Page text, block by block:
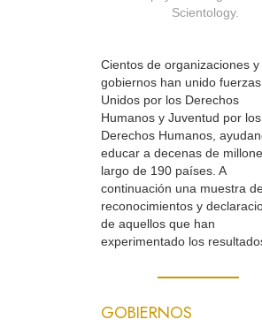
Scientology.
Cientos de organizaciones y
gobiernos han unido
Unidos por los Derechos
Humanos y Juventud por los
Derechos Humanos,
educar a decenas de
largo de 190 países. A
continuación una muestra
reconocimientos y
de aquellos que han
experimentado los
GOBIERNOS